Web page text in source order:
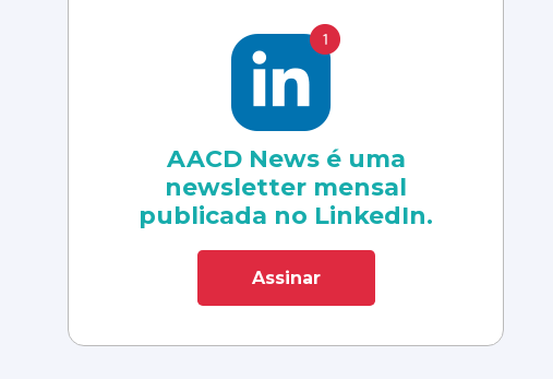
AACD News é uma
newsletter mensal
publicada no LinkedIn.
Assinar